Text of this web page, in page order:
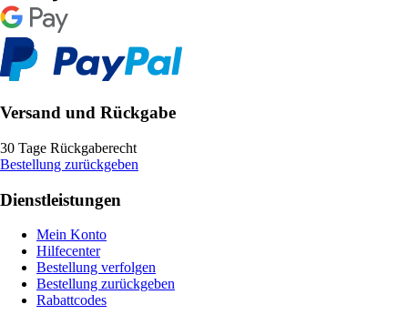
Versand und Rückgabe
30 Tage Rückgaberecht
Bestellung zurückgeben
Dienstleistungen
Mein Konto
Hilfecenter
Bestellung verfolgen
Bestellung zurückgeben
Rabattcodes